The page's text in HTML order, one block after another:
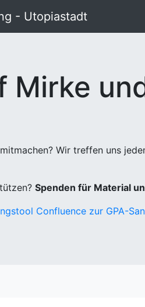
- Utopiastadt
Mirke
Wir treffen uns
Spenden für Material
Confluence zur GPA-